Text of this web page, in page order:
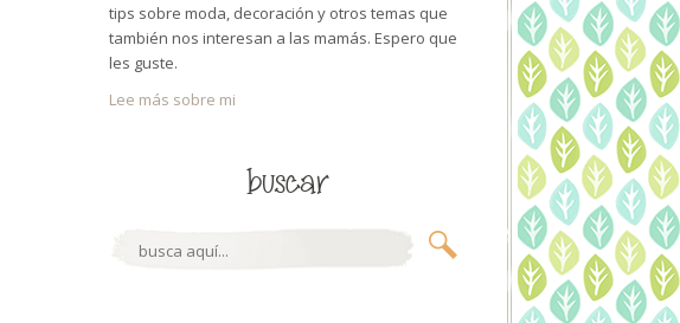
tips sobre moda, decoración y otros temas que
también nos interesan a las mamás. Espero que
les guste.
Lee más sobre mi
buscar